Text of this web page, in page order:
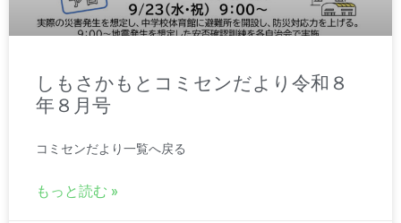
しもさかもとコミセンだより令和８
年８月号
コミセンだより一覧へ戻る
もっと読む »